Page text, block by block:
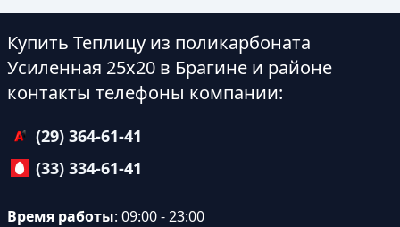
Купить Теплицу из поликарбоната
Усиленная 25х20 в Брагине и районе
контакты телефоны компании:
(29) 364-61-41
(33) 334-61-41
Время работы: 09:00 - 23:00